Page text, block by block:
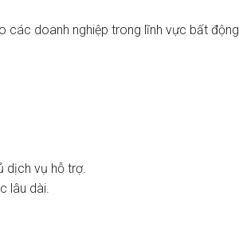
các doanh nghiệp trong lĩnh vực bất động
dịch vụ hỗ trợ.
lâu dài.